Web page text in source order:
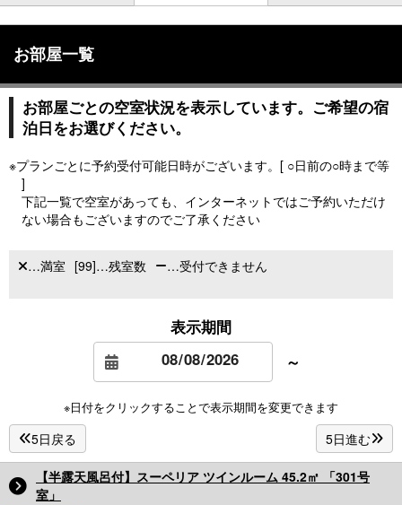
お部屋一覧
お部屋ごとの空室状況を表示しています。ご希望の宿
泊日をお選びください。
※プランごとに予約受付可能日時がございます。[ ○日前の○時まで等
]
下記一覧で空室があっても、インターネットではご予約いただけ
ない場合もございますのでご了承ください
…満室 [99]…残室数 …受付できません
表示期間
～
※日付をクリックすることで表示期間を変更できます
5日戻る 5日進む
【半露天風呂付】スーペリア ツインルーム 45.2㎡ 「301号
室」